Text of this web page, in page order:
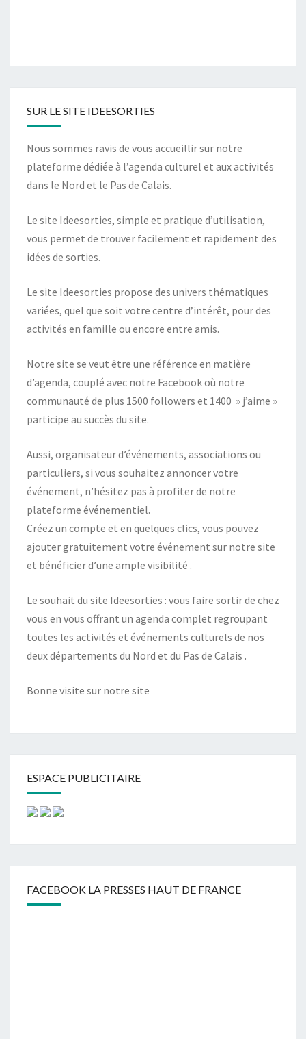
SUR LE SITE IDEESORTIES
Nous sommes ravis de vous accueillir sur notre
plateforme dédiée à l’agenda culturel et aux activités
dans le Nord et le Pas de Calais.
Le site Ideesorties, simple et pratique d’utilisation,
vous permet de trouver facilement et rapidement des
idées de sorties.
Le site Ideesorties propose des univers thématiques
variées, quel que soit votre centre d’intérêt, pour des
activités en famille ou encore entre amis.
Notre site se veut être une référence en matière
d’agenda, couplé avec notre Facebook où notre
communauté de plus 1500 followers et 1400 » j’aime »
participe au succès du site.
Aussi, organisateur d’événements, associations ou
particuliers, si vous souhaitez annoncer votre
événement, n’hésitez pas à profiter de notre
plateforme événementiel.
Créez un compte et en quelques clics, vous pouvez
ajouter gratuitement votre événement sur notre site
et bénéficier d’une ample visibilité .
Le souhait du site Ideesorties : vous faire sortir de chez
vous en vous offrant un agenda complet regroupant
toutes les activités et événements culturels de nos
deux départements du Nord et du Pas de Calais .
Bonne visite sur notre site
ESPACE PUBLICITAIRE
FACEBOOK LA PRESSES HAUT DE FRANCE